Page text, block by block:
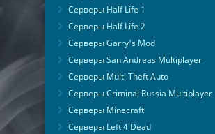
Серверы Half Life 1
Серверы Half Life 2
Серверы Garry's Mod
Серверы San Andreas Multiplayer
Серверы Multi Theft Auto
Серверы Criminal Russia Multiplayer
Серверы Minecraft
Серверы Left 4 Dead